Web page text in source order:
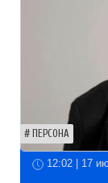
ПЕРСОНА
12:02 | 17